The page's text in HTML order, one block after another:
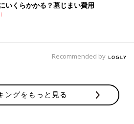
いくらかかる？墓じまい費用
Recommended by
ングをもっと見る